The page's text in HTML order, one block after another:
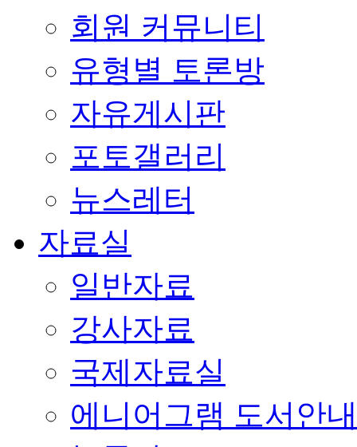
회원 커뮤니티
유형별 토론방
자유게시판
포토갤러리
뉴스레터
자료실
일반자료
강사자료
국제자료실
에니어그램 도서안내